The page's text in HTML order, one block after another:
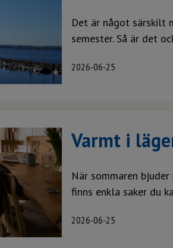
Det är något särskilt
semester. Så är det
2026-06-25
Varmt i
När sommaren
finns enkla saker du
2026-06-25